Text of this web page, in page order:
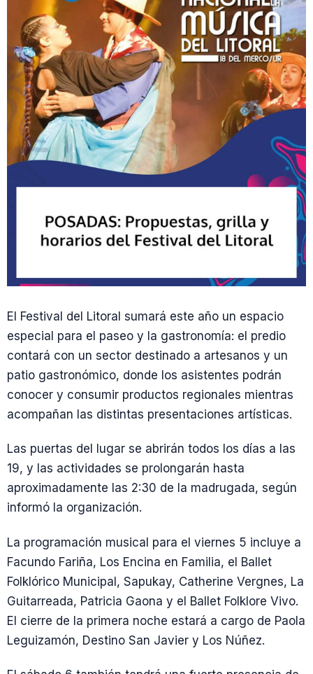
El Festival del Litoral sumará este año un espacio
especial para el paseo y la gastronomía: el predio
contará con un sector destinado a artesanos y un
patio gastronómico, donde los asistentes podrán
conocer y consumir productos regionales mientras
acompañan las distintas presentaciones artísticas.
Las puertas del lugar se abrirán todos los días a las
19, y las actividades se prolongarán hasta
aproximadamente las 2:30 de la madrugada, según
informó la organización.
La programación musical para el viernes 5 incluye a
Facundo Fariña, Los Encina en Familia, el Ballet
Folklórico Municipal, Sapukay, Catherine Vergnes, La
Guitarreada, Patricia Gaona y el Ballet Folklore Vivo.
El cierre de la primera noche estará a cargo de Paola
Leguizamón, Destino San Javier y Los Núñez.